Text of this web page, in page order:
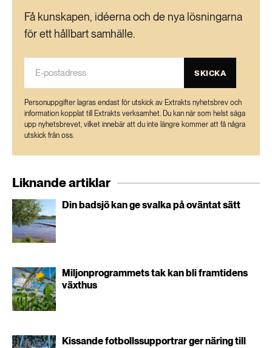
Få kunskapen, idéerna och de nya lösningarna
för ett hållbart samhälle.
SKICKA
Personuppgifter lagras endast för utskick av Extrakts nyhetsbrev och
information kopplat till Extrakts verksamhet. Du kan när som helst säga
upp nyhetsbrevet, vilket innebär att du inte längre kommer att få några
utskick från oss.
Liknande artiklar
Din badsjö kan ge svalka på oväntat sätt
Miljonprogrammets tak kan bli framtidens
växthus
Kissande fotbollssupportrar ger näring till